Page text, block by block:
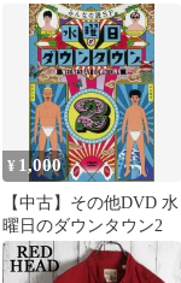
no.920 エリアトラウト
の基本 エリア選びの基
本のキ 一から選ぶタッ
クルQ&A 美味と評判の
ブランド鱒を求めて
¥ 1,000
【中古】その他DVD 水
曜日のダウンタウン2